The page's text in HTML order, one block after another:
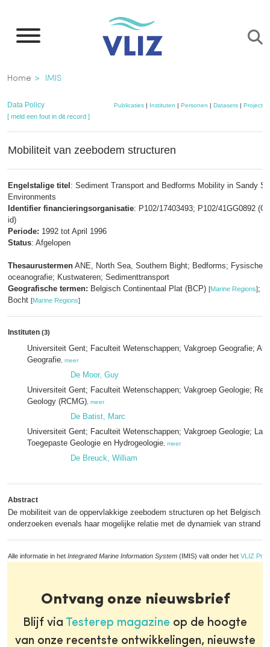
naar
inhoud
gaan
Kruimelpad
Home IMIS
Data Policy Publicaties | Instituten | Personen | Datasets | Projecten
[ meld een fout in dit record ]
Mobiliteit van zeebodem structuren
Engelstalige titel : Sediment Transport and Bedforms Mobility in Sandy
Environments
Identifier financieringsorganisatie: P102/17403493; P102/41GG0892
id)
Periode: 1992 tot April 1996
Status: Afgelopen
Thesaurustermen ANE, North Sea, Southern Bight; Bedforms; Fysische
oceanografie; Kustwateren; Sedimenttransport
Geografische termen: Belgisch Continentaal Plat (BCP) [Marine Regions];
Bocht [Marine Regions]
Instituten (3)
Universiteit Gent; Faculteit Wetenschappen; Vakgroep Geografie;
Geografie meer
De Moor, Guy
Universiteit Gent; Faculteit Wetenschappen; Vakgroep Geologie;
Geology (RCMG) meer
De Batist, Marc
Universiteit Gent; Faculteit Wetenschappen; Vakgroep Geologie;
Toegepaste Geologie en Hydrogeologie meer
De Breuck, William
Abstract
De mobiliteit van de oppervlakkige zeebodem structuren op het Belgisch
onderzoeken evenals haar mogelijke relatie met de dynamiek van strand
Alle informatie in het Integrated Marine Information System (IMIS) valt onder het VLIZ
Ontvang onze nieuwsbrief
Blijf via Testerep magazine op de hoogte
van onze recentste ontwikkelingen, nieuwste